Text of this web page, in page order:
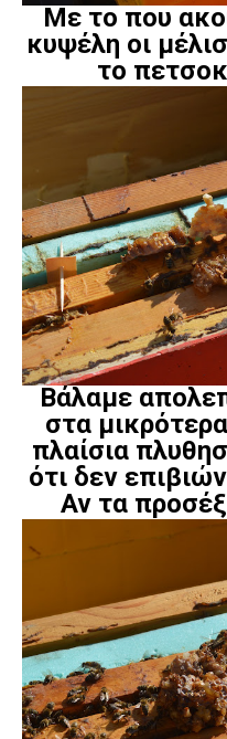
Με το που
κυψέλη οι
το
Βάλαμε
στα
πλαίσια
ότι δεν
Αν τα